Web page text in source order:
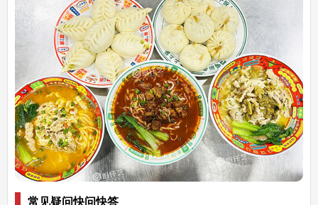
常见疑问快问快答